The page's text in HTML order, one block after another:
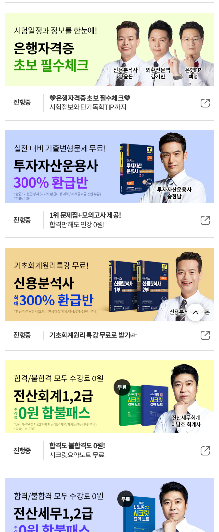
진행중
💚은행자격증 초보 필수체크💚
시험정보와 단기독학TIP까지
진행중
1위 문제집+모의고사 제공!
합격만해도 인강 0원!
진행중 기초회계원리 특강 무료로 받기☞
진행중
합격도 불합격도 0원!
시크릿요약노트 무료